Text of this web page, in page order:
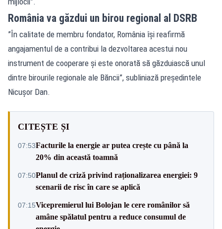
România va găzdui un birou regional al DSRB
”În calitate de membru fondator, România îşi reafirmă
angajamentul de a contribui la dezvoltarea acestui nou
instrument de cooperare şi este onorată să găzduiască unul
dintre birourile regionale ale Băncii”, subliniază preşedintele
Nicuşor Dan.
CITEȘTE ȘI
07:53Facturile la energie ar putea crește cu până la
20% din această toamnă
07:50Planul de criză privind raționalizarea energiei: 9
scenarii de risc în care se aplică
07:15Vicepremierul lui Bolojan le cere românilor să
amâne spălatul pentru a reduce consumul de